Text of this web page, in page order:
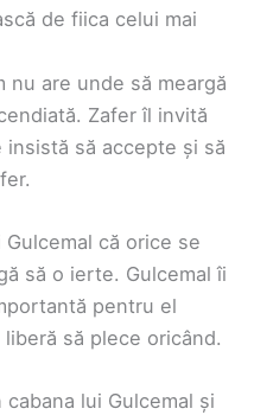
de fiica celui mai
nu are unde să meargă
Zafer îl invită
insistă să accepte și să
că orice se
să o ierte. Gulcemal îi
pentru el
să plece oricând.
lui Gulcemal și